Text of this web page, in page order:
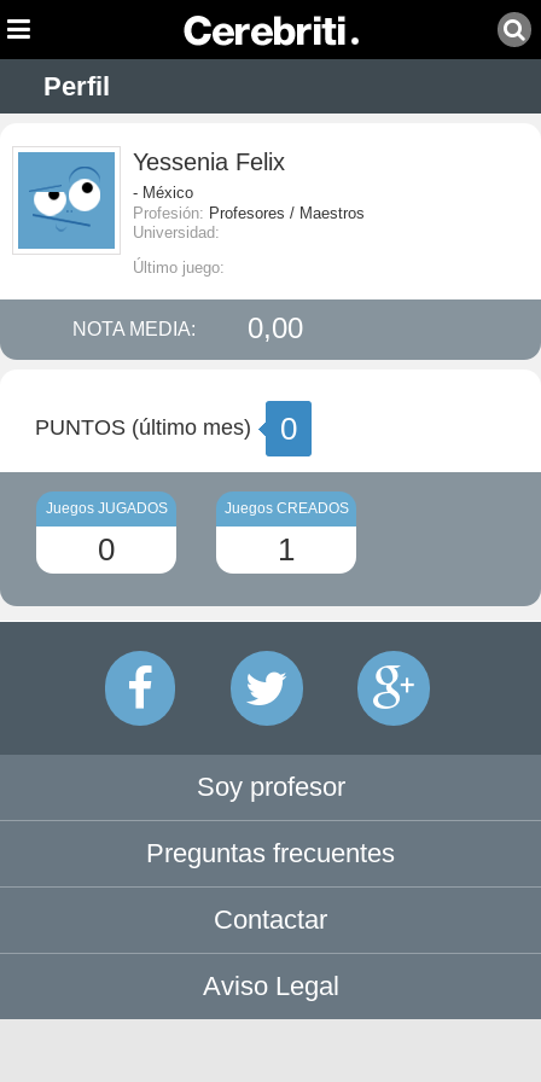
Perfil
Yessenia Felix
- México
Profesión: Profesores / Maestros
Universidad:
Último juego:
NOTA MEDIA: 0,00
PUNTOS (último mes) 0
Juegos JUGADOS
0
Juegos CREADOS
1
Soy profesor
Preguntas frecuentes
Contactar
Aviso Legal